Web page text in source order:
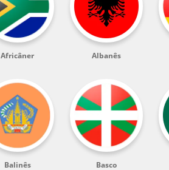
Africâner Albanês
Balinês Basco